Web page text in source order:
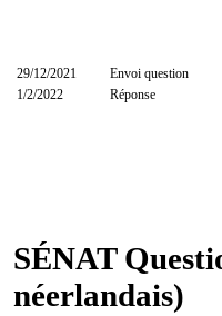
29/12/2021
Envoi question
1/2/2022
Réponse
SÉNAT
néerlandais)